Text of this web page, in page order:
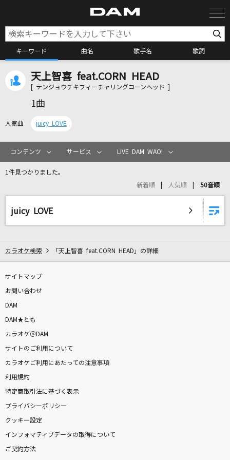
キーワード 曲名 歌手名 歌詞
カラオケ検索
カラオケリクエスト
小田和正
朝を呑む
DOGLAND
PEOPLE 1
[生音]本当はね、
ヤングスキニー
天上智喜 feat.CORN HEAD
[ テンジョウチキフィーチャリングコーンヘッド ]
1曲
人気曲 juicy LOVE
コンテンツ サービス LIVE DAM WAO!
1件見つかりました。
新着順 人気順 50音順
juicy LOVE
カラオケ検索 「天上智喜 feat.CORN HEAD」の詳細
サイトマップ
お問い合わせ
DAM
DAM★とも
カラオケ＠DAM
サイトのご利用について
カラオケご利用にあたっての注意事項
利用規約
特定商取引法に基づく表示
プライバシーポリシー
クッキー設定
インフォマティブデータの取得について
ご契約方法